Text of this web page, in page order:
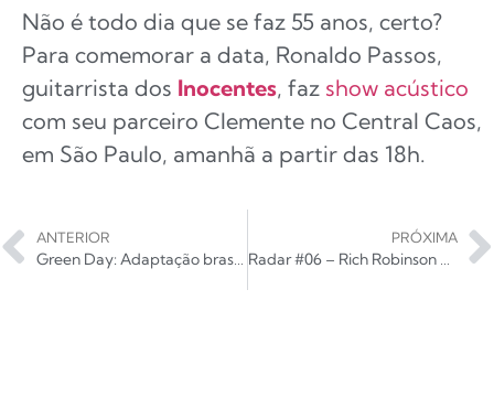
Não é todo dia que se faz 55 anos, certo?
Para comemorar a data, Ronaldo Passos,
guitarrista dos Inocentes, faz show acústico
com seu parceiro Clemente no Central Caos,
em São Paulo, amanhã a partir das 18h.
ANTERIOR
Green Day: Adaptação brasileira do musical American Idiot estreia em 2018
PRÓXIMA
Radar #06 – Rich Robinson – Flux